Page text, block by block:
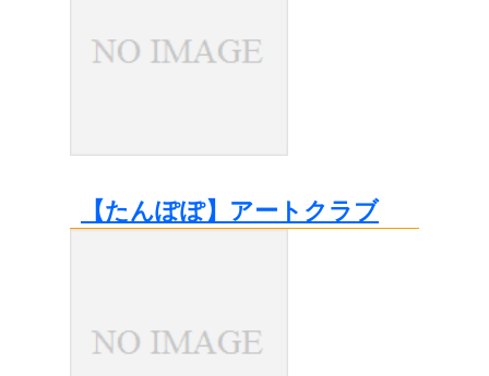
【たんぽぽ】アートクラブ